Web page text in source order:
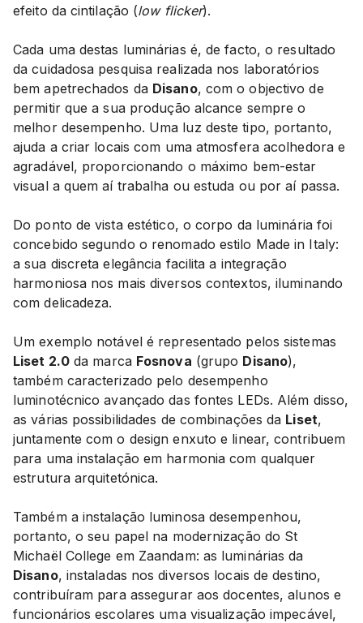
efeito da cintilação (low flicker).
Cada uma destas luminárias é, de facto, o resultado
da cuidadosa pesquisa realizada nos laboratórios
bem apetrechados da Disano, com o objectivo de
permitir que a sua produção alcance sempre o
melhor desempenho. Uma luz deste tipo, portanto,
ajuda a criar locais com uma atmosfera acolhedora e
agradável, proporcionando o máximo bem-estar
visual a quem aí trabalha ou estuda ou por aí passa.
Do ponto de vista estético, o corpo da luminária foi
concebido segundo o renomado estilo Made in Italy:
a sua discreta elegância facilita a integração
harmoniosa nos mais diversos contextos, iluminando
com delicadeza.
Um exemplo notável é representado pelos sistemas
Liset 2.0da marca Fosnova (grupo Disano),
também caracterizado pelo desempenho
luminotécnico avançado das fontes LEDs. Além disso,
as várias possibilidades de combinações da Liset,
juntamente com o design enxuto e linear, contribuem
para uma instalação em harmonia com qualquer
estrutura arquitetónica.
Também a instalação luminosa desempenhou,
portanto, o seu papel na modernização do St
Michaël College em Zaandam: as luminárias da
Disano, instaladas nos diversos locais de destino,
contribuíram para assegurar aos docentes, alunos e
funcionários escolares uma visualização impecável,